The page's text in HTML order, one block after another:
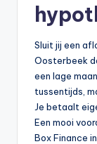
Sluit jij een
Oosterbeek
een lage
tussentijds,
Je betaalt
Een mooi
Box Finance